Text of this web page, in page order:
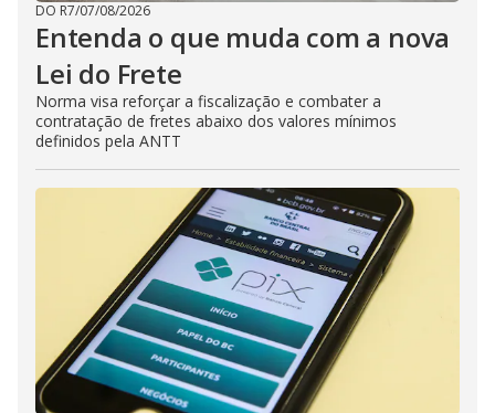
DO R7/07/08/2026
Entenda o que muda com a nova
Lei do Frete
Norma visa reforçar a fiscalização e combater a
contratação de fretes abaixo dos valores mínimos
definidos pela ANTT